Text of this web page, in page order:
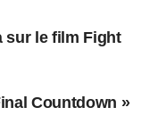
sur le film Fight
Countdown »